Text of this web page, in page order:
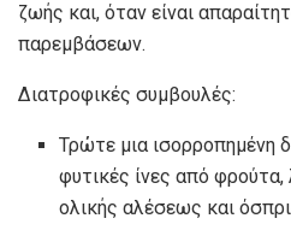
ζωής και, όταν είναι
παρεμβάσεων.
Διατροφικές συμβουλές:
Τρώτε μια ισορροπημένη
φυτικές ίνες από φρούτα,
ολικής αλέσεως και